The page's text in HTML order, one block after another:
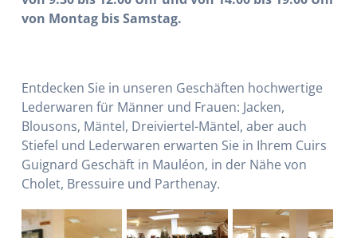
von Montag bis Samstag.
Entdecken Sie in unseren Geschäften hochwertige
Lederwaren für Männer und Frauen: Jacken,
Blousons, Mäntel, Dreiviertel-Mäntel, aber auch
Stiefel und Lederwaren erwarten Sie in Ihrem Cuirs
Guignard Geschäft in Mauléon, in der Nähe von
Cholet, Bressuire und Parthenay.